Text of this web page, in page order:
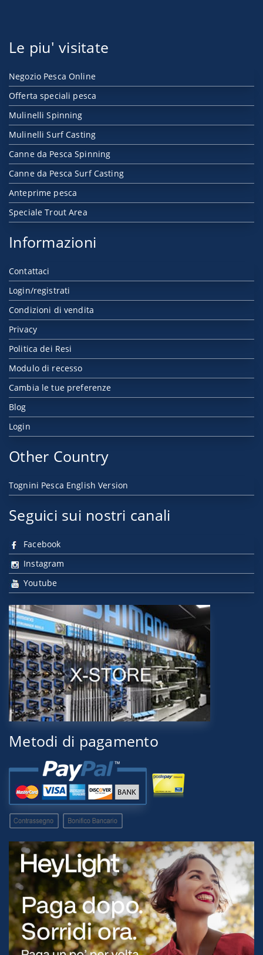
Le piu' visitate
Negozio Pesca Online
Offerta speciali pesca
Mulinelli Spinning
Mulinelli Surf Casting
Canne da Pesca Spinning
Canne da Pesca Surf Casting
Anteprime pesca
Speciale Trout Area
Informazioni
Contattaci
Login/registrati
Condizioni di vendita
Privacy
Politica dei Resi
Modulo di recesso
Cambia le tue preferenze
Blog
Login
Other Country
Tognini Pesca English Version
Seguici sui nostri canali
Facebook
Instagram
Youtube
Metodi di pagamento